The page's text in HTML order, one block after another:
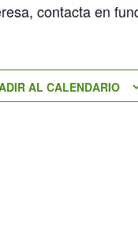
contacta en
AL CALENDARIO